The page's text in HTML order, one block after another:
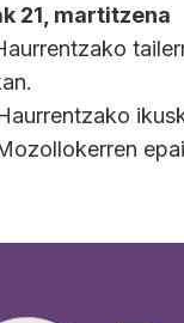
21, martitzena